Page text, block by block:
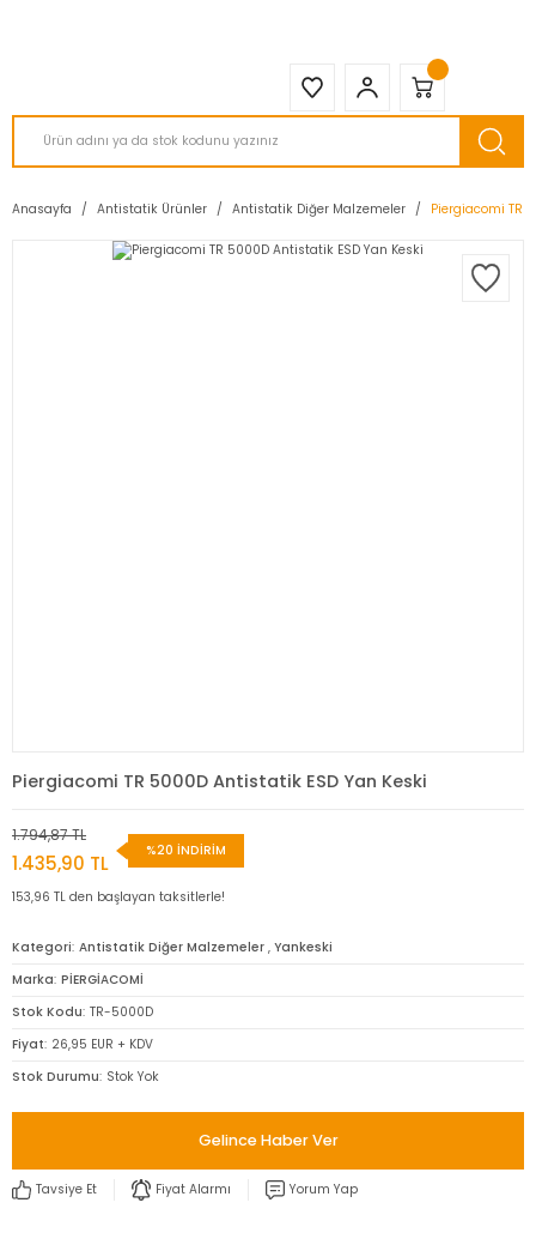
Anasayfa Antistatik Ürünler Antistatik Diğer Malzemeler Piergiacomi TR
Piergiacomi TR 5000D Antistatik ESD Yan Keski
1.794,87 TL
1.435,90 TL
%20 İNDİRİM
153,96 TL den başlayan taksitlerle!
Kategori Antistatik Diğer Malzemeler , Yankeski
Marka PİERGİACOMİ
Stok Kodu TR-5000D
Fiyat 26,95 EUR + KDV
Stok Durumu Stok Yok
Gelince Haber Ver
Tavsiye Et Fiyat Alarmı Yorum Yap